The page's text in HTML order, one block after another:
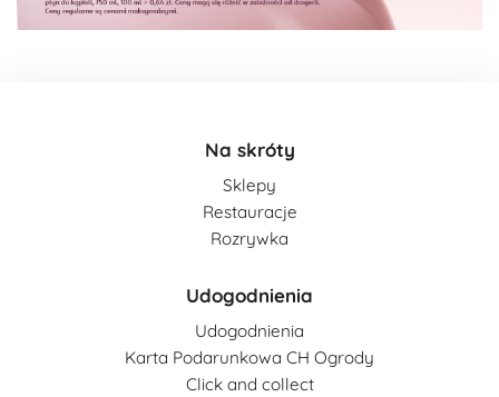
Na skróty
Sklepy
Restauracje
Rozrywka
Udogodnienia
Udogodnienia
Karta Podarunkowa CH Ogrody
Click and collect